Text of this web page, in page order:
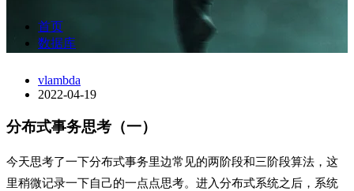
首页
数据库
vlambda
2022-04-19
分布式事务思考（一）
今天思考了一下分布式事务里边常见的两阶段和三阶段算法，这
里稍微记录一下自己的一点点思考。进入分布式系统之后，系统